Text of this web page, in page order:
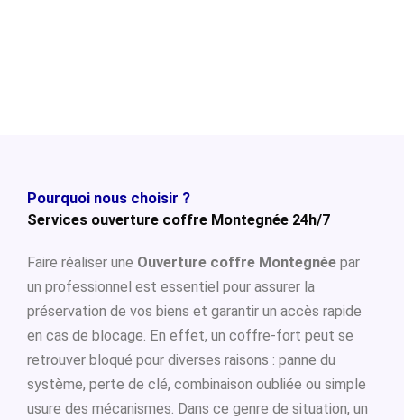
Pourquoi nous choisir ?
Services ouverture coffre Montegnée 24h/7
Faire réaliser une Ouverture coffre Montegnée par
un professionnel est essentiel pour assurer la
préservation de vos biens et garantir un accès rapide
en cas de blocage. En effet, un coffre-fort peut se
retrouver bloqué pour diverses raisons : panne du
système, perte de clé, combinaison oubliée ou simple
usure des mécanismes. Dans ce genre de situation, un